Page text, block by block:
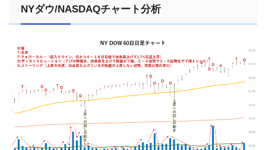
NYダウ/NASDAQチャート分析